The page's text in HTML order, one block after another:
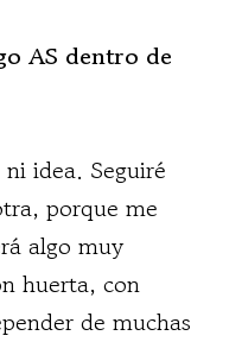
AS dentro de
idea. Seguiré
porque me
algo muy
huerta, con
de muchas